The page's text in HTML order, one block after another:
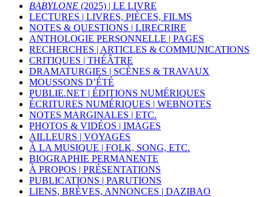
BABYLONE (2025) | LE LIVRE
LECTURES | LIVRES, PIÈCES, FILMS
NOTES & QUESTIONS | LIRECRIRE
ANTHOLOGIE PERSONNELLE | PAGES
RECHERCHES | ARTICLES & COMMUNICATIONS
CRITIQUES | THÉÂTRE
DRAMATURGIES | SCÈNES & TRAVAUX
MOUSSONS D’ÉTÉ
PUBLIE.NET | ÉDITIONS NUMÉRIQUES
ÉCRITURES NUMÉRIQUES | WEBNOTES
NOTES MARGINALES | ETC.
PHOTOS & VIDÉOS | IMAGES
AILLEURS | VOYAGES
À LA MUSIQUE | FOLK, SONG, ETC.
BIOGRAPHIE PERMANENTE
À PROPOS | PRÉSENTATIONS
PUBLICATIONS | PARUTIONS
LIENS, BRÈVES, ANNONCES | DAZIBAO